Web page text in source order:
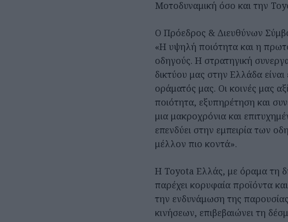
Μοτοδυναμική όσο και την
Ο Πρόεδρος & Διευθύνων
«Η υψηλή ποιότητα και η
οδηγούς. Η στρατηγική
δικτύου μας στην Ελλάδα
οράματός μας. Οι κοινές μας
ποιότητα, εξυπηρέτηση και
μια μακροχρόνια και
επενδύει στην εμπειρία των
μέλλον πιο κοντά».
Η Toyota Ελλάς, με όραμα τη
παρέχει κορυφαία προϊόντα
την ενδυνάμωση της
κινήσεων, επιβεβαιώνει τη